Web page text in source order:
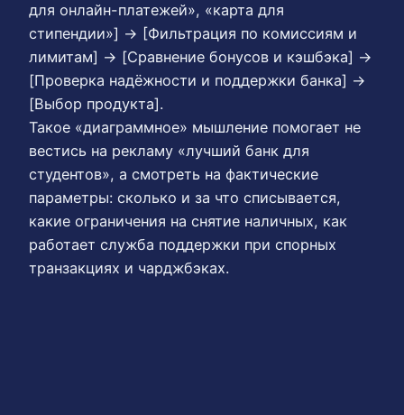
для онлайн-платежей», «карта для
стипендии»] → [Фильтрация по комиссиям и
лимитам] → [Сравнение бонусов и кэшбэка] →
[Проверка надёжности и поддержки банка] →
[Выбор продукта].
Такое «диаграммное» мышление помогает не
вестись на рекламу «лучший банк для
студентов», а смотреть на фактические
параметры: сколько и за что списывается,
какие ограничения на снятие наличных, как
работает служба поддержки при спорных
транзакциях и чарджбэках.